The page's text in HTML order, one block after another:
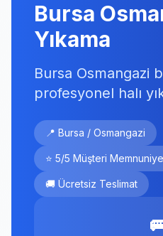
Bursa
Yıkama
Bursa Osmangazi
profesyonel halı
📍 Bursa / Osmangazi
⭐ 5/5 Müşteri
🚚 Ücretsiz Teslimat